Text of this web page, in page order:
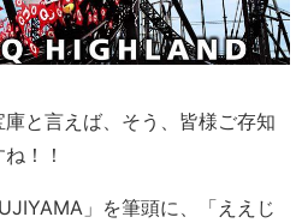
と言えば、そう、皆様ご存知
！！
」を筆頭に、「ええじ